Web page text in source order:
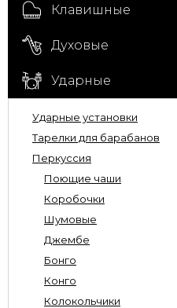
Клавишные
Духовые
Ударные
Ударные установки
Тарелки для барабанов
Перкуссия
Поющие чаши
Коробочки
Шумовые
Джембе
Бонго
Конго
Колокольчики